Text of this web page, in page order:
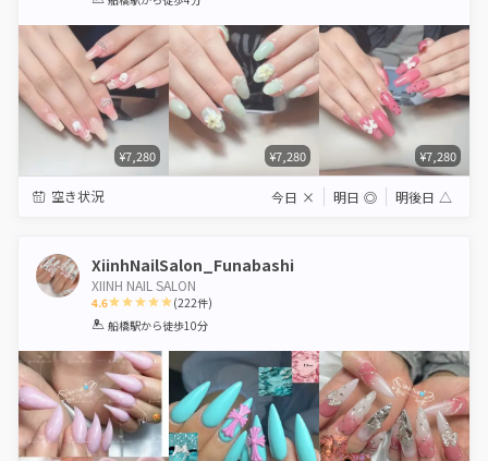
¥7,280 ¥7,280 ¥7,280
空き状況 今日 × 明日 ◎ 明後日 △
XiinhNailSalon_Funabashi
XIINH NAIL SALON
4.6
1 2 3 4 5
(222件)
船橋駅から徒歩10分